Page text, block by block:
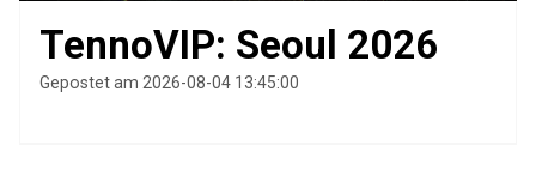
TennoVIP: Seoul 2026
Gepostet am 2026-08-04 13:45:00